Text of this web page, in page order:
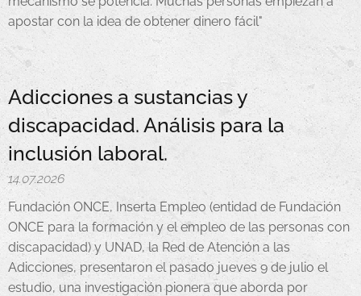
apostar con la idea de obtener dinero fácil"
Adicciones a sustancias y
discapacidad. Análisis para la
inclusión laboral.
14.07.2026
Fundación ONCE, Inserta Empleo (entidad de Fundación
ONCE para la formación y el empleo de las personas con
discapacidad) y UNAD, la Red de Atención a las
Adicciones, presentaron el pasado jueves 9 de julio el
estudio, una investigación pionera que aborda por